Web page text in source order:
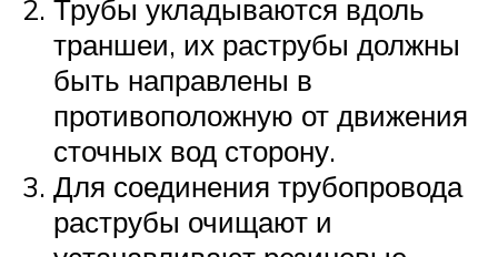
Трубы укладываются вдоль
траншеи, их раструбы должны
быть направлены в
противоположную от движения
сточных вод сторону.
Для соединения трубопровода
раструбы очищают и